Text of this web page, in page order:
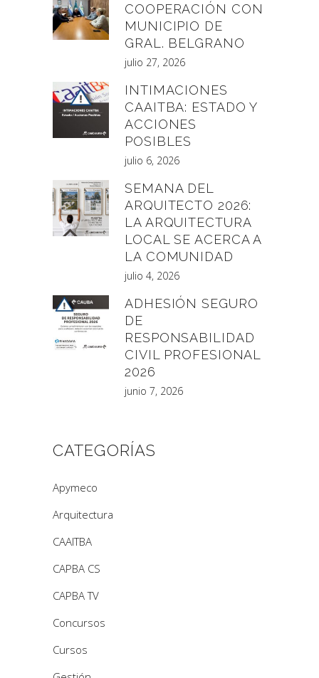
COOPERACIÓN CON
MUNICIPIO DE
GRAL. BELGRANO
julio 27, 2026
INTIMACIONES
CAAITBA: ESTADO Y
ACCIONES
POSIBLES
julio 6, 2026
SEMANA DEL
ARQUITECTO 2026:
LA ARQUITECTURA
LOCAL SE ACERCA A
LA COMUNIDAD
julio 4, 2026
ADHESIÓN SEGURO
DE
RESPONSABILIDAD
CIVIL PROFESIONAL
2026
junio 7, 2026
CATEGORÍAS
Apymeco
Arquitectura
CAAITBA
CAPBA CS
CAPBA TV
Concursos
Cursos